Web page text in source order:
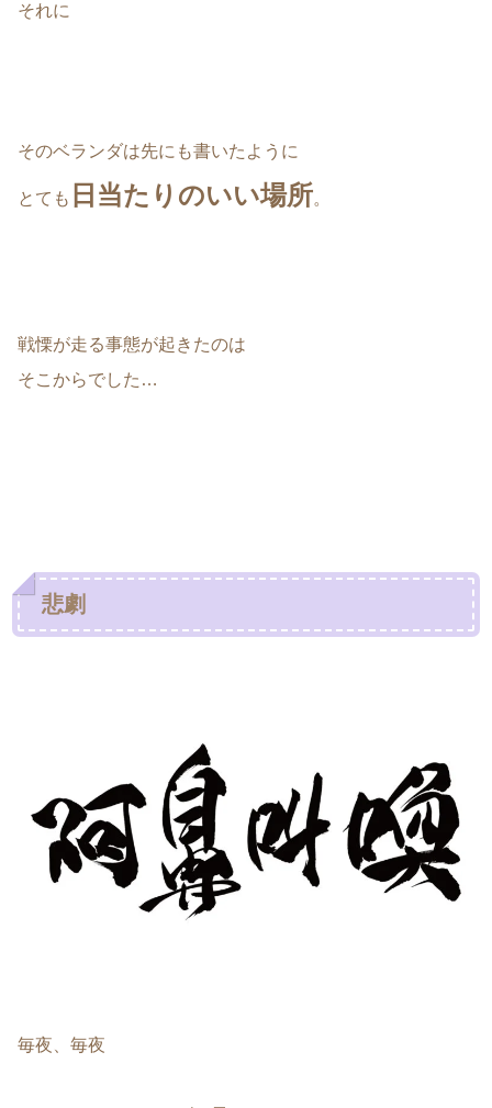
それに
そのベランダは先にも書いたように
とても 日当たりのいい場所。
戦慄が走る事態が起きたのは
そこからでした…
悲劇
毎夜、毎夜